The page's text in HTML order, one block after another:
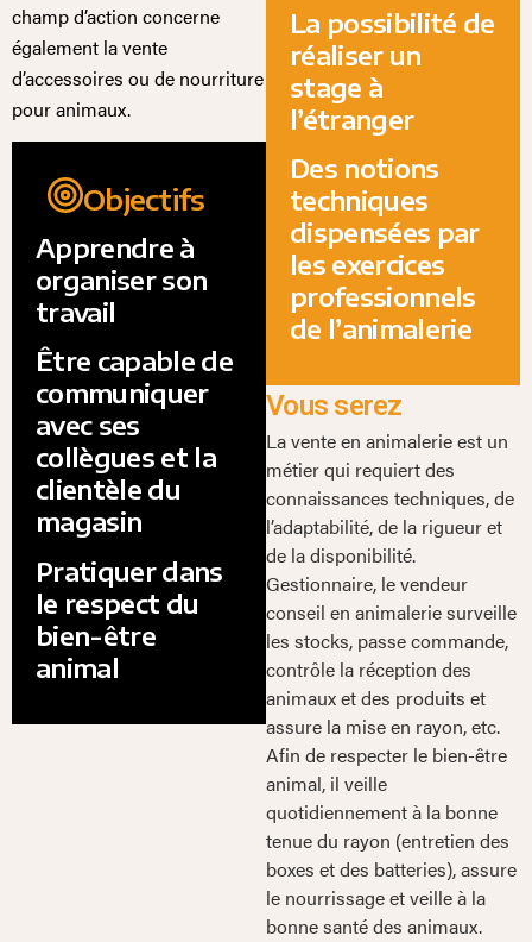
champ d’action concerne
également la vente
d’accessoires ou de nourriture
pour animaux.
Objectifs
Apprendre à
organiser son
travail
Être capable de
communiquer
avec ses
collègues et la
clientèle du
magasin
Pratiquer dans
le respect du
bien-être
animal
La possibilité de
réaliser un
stage à
l’étranger
Des notions
techniques
dispensées par
les exercices
professionnels
de l’animalerie
Vous serez
La vente en animalerie est un
métier qui requiert des
connaissances techniques, de
l’adaptabilité, de la rigueur et
de la disponibilité.
Gestionnaire, le vendeur
conseil en animalerie surveille
les stocks, passe commande,
contrôle la réception des
animaux et des produits et
assure la mise en rayon, etc.
Afin de respecter le bien-être
animal, il veille
quotidiennement à la bonne
tenue du rayon (entretien des
boxes et des batteries), assure
le nourrissage et veille à la
bonne santé des animaux.